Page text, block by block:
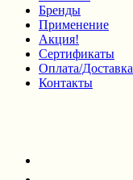
Бренды
Применение
Акция!
Сертификаты
Оплата/Доставка
Контакты